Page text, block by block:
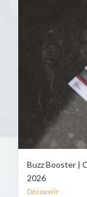
Buzz Booster |
2026
Découvrir